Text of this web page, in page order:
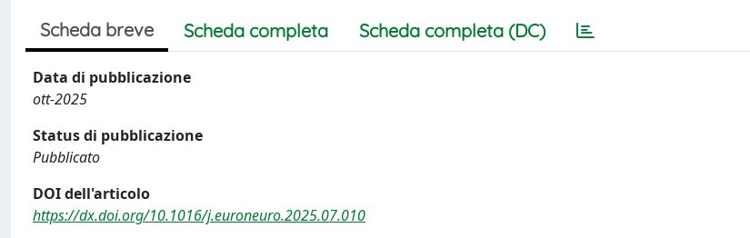
Scheda breve Scheda completa Scheda completa (DC)
Data di pubblicazione
ott-2025
Status di pubblicazione
Pubblicato
DOI dell'articolo
https://dx.doi.org/10.1016/j.euroneuro.2025.07.010